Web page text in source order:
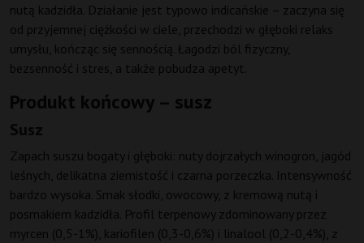
nutą kadzidła. Działanie jest typowo indicańskie – zaczyna się
od przyjemnej ciężkości w ciele, przechodzi w głęboki relaks
umysłu, kończąc się sennością. Łagodzi ból fizyczny,
bezsenność i stres, a także pobudza apetyt.
Produkt końcowy – susz
Susz
Zapach suszu bogaty i głęboki: nuty dojrzałych winogron, jagód
leśnych, delikatna ziemistość i czarna porzeczka. Intensywność
bardzo wysoka. Smak słodki, owocowy, z kremową nutą i
posmakiem kadzidła. Profil terpenowy zdominowany przez
myrcen (0,5-1%), kariofilen (0,3-0,6%) i linalool (0,2-0,4%), z